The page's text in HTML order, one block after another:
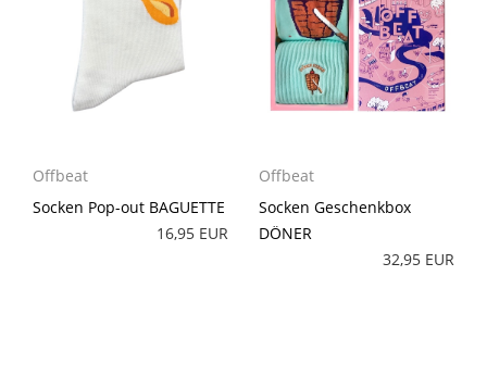
Offbeat
Socken Pop-out BAGUETTE
16,95 EUR
Offbeat
Socken Geschenkbox
DÖNER
32,95 EUR